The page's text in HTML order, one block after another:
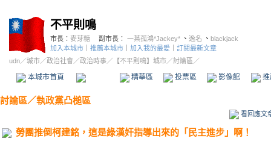
不平則鳴
市長： 麥芽糖 副市長： 一葉孤鴻*Jackey* 、 逸名 、 blackjack
加入本城市
推薦本城市 加入我的最愛
訂閱最新文章
udn／城市／政治社會 ／政治時事／ 【不平則鳴】城市／討論區／
本城市首頁 精華區 投票區 影像館
討論區／執政黨凸槌區
看回應文
勞團推倒柯建銘，這是綠漢奸指導出來的「民主進步」啊！